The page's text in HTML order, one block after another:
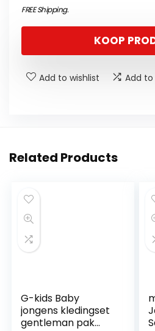
FREE Shipping.
KOOP
Add to wishlist Add
Related Products
G-kids Baby
jongens kledingset
gentleman pak